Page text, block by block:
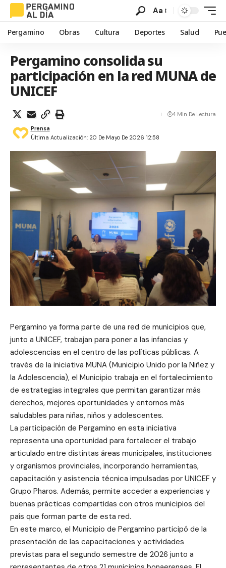
Aa
Pergamino Obras Cultura Deportes Salud
Pergamino consolida su
participación en la red MUNA de
UNICEF
Última Actualización: 20 De Mayo De 2026 12:58
Prensa
4 Min De Lectura
Pergamino ya forma parte de una red de municipios que,
junto a UNICEF, trabajan para poner a las infancias y
adolescencias en el centro de las políticas públicas. A
través de la iniciativa MUNA (Municipio Unido por la Niñez y
la Adolescencia), el Municipio trabaja en el fortalecimiento
de estrategias integrales que permitan garantizar más
derechos, mejores oportunidades y entornos más
saludables para niñas, niños y adolescentes.
La participación de Pergamino en esta iniciativa
representa una oportunidad para fortalecer el trabajo
articulado entre distintas áreas municipales, instituciones
y organismos provinciales, incorporando herramientas,
capacitación y asistencia técnica impulsadas por UNICEF y
Grupo Pharos. Además, permite acceder a experiencias y
buenas prácticas compartidas con otros municipios del
país que forman parte de esta red.
En este marco, el Municipio de Pergamino participó de la
presentación de las capacitaciones y actividades
previstas para el segundo semestre de 2026 junto a